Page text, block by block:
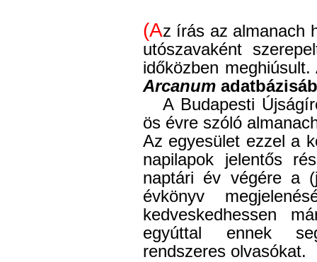
(Az írás az almanach
utószavaként
időközben
Arcanum
A Budapesti
ös évre szóló
Az egyesület ezzel a
napilapok jelentős
naptári év végére a
évkönyv
kedveskedhessen
egyúttal ennek
rendszeres olvasókat.